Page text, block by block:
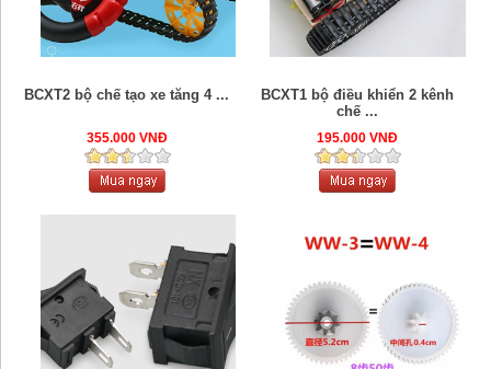
BCXT2 bộ chế tạo xe tăng 4 ...
355.000 VNĐ
BCXT1 bộ điều khiển 2 kênh
chế ...
195.000 VNĐ